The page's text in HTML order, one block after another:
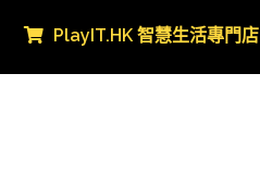
PlayIT.HK 智慧生活專門店